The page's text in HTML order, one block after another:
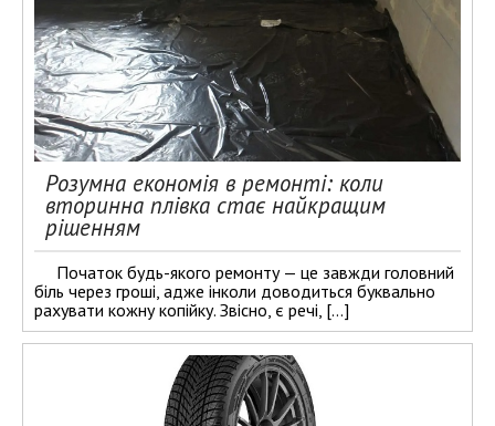
Розумна економія в ремонті: коли
вторинна плівка стає найкращим
рішенням
Початок будь-якого ремонту — це завжди головний
біль через гроші, адже інколи доводиться буквально
рахувати кожну копійку. Звісно, є речі, […]